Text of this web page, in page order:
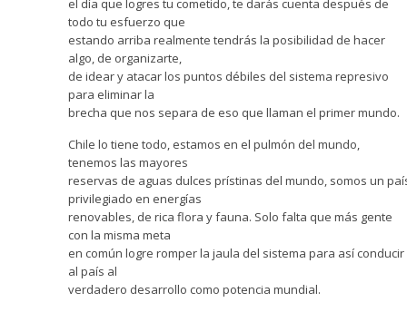
el día que logres tu cometido, te darás cuenta después de
todo tu esfuerzo que
estando arriba realmente tendrás la posibilidad de hacer
algo, de organizarte,
de idear y atacar los puntos débiles del sistema represivo
para eliminar la
brecha que nos separa de eso que llaman el primer mundo.
Chile lo tiene todo, estamos en el pulmón del mundo,
tenemos las mayores
reservas de aguas dulces prístinas del mundo, somos un
privilegiado en energías
renovables, de rica flora y fauna. Solo falta que más gente
con la misma meta
en común logre romper la jaula del sistema para así conducir
al país al
verdadero desarrollo como potencia mundial.